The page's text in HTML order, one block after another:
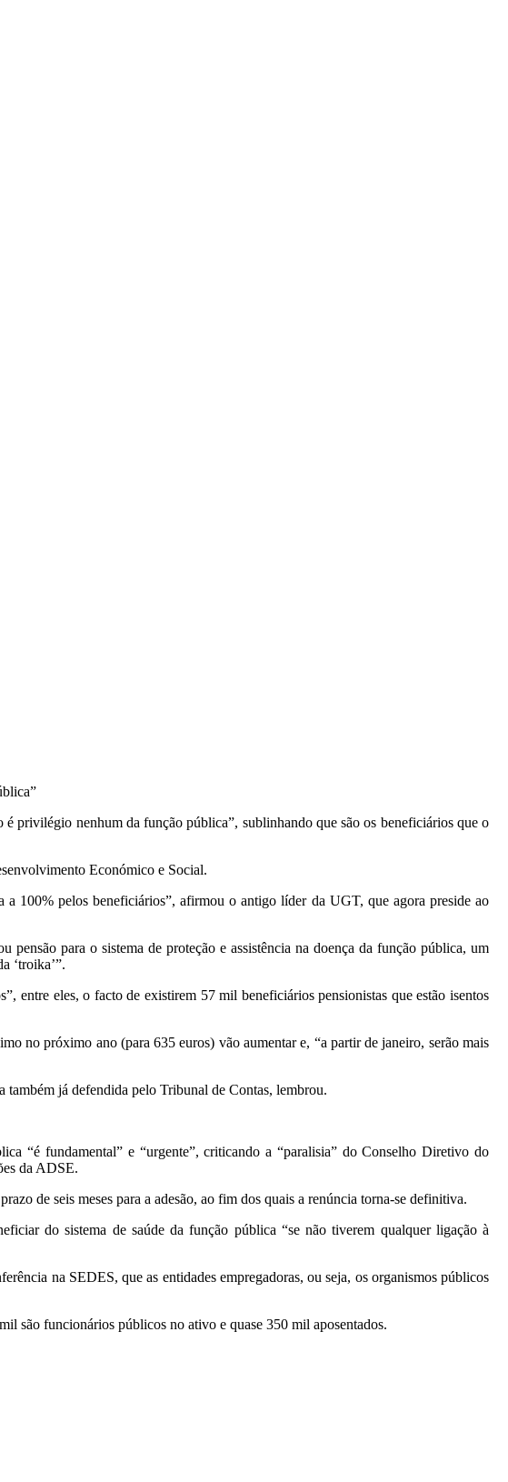
privilégio nenhum da função pública”, sublinhando que são os beneficiários que o
Económico e Social.
100% pelos beneficiários”, afirmou o antigo líder da UGT, que agora preside ao
para o sistema de proteção e assistência na doença da função pública, um
‘troika’”.
entre eles, o facto de existirem 57 mil beneficiários pensionistas que estão isentos
no próximo ano (para 635 euros) vão aumentar e, “a partir de janeiro, serão mais
também já defendida pelo Tribunal de Contas, lembrou.
“é fundamental” e “urgente”, criticando a “paralisia” do Conselho Diretivo do
da ADSE.
de seis meses para a adesão, ao fim dos quais a renúncia torna-se definitiva.
do sistema de saúde da função pública “se não tiverem qualquer ligação à
na SEDES, que as entidades empregadoras, ou seja, os organismos públicos
são funcionários públicos no ativo e quase 350 mil aposentados.